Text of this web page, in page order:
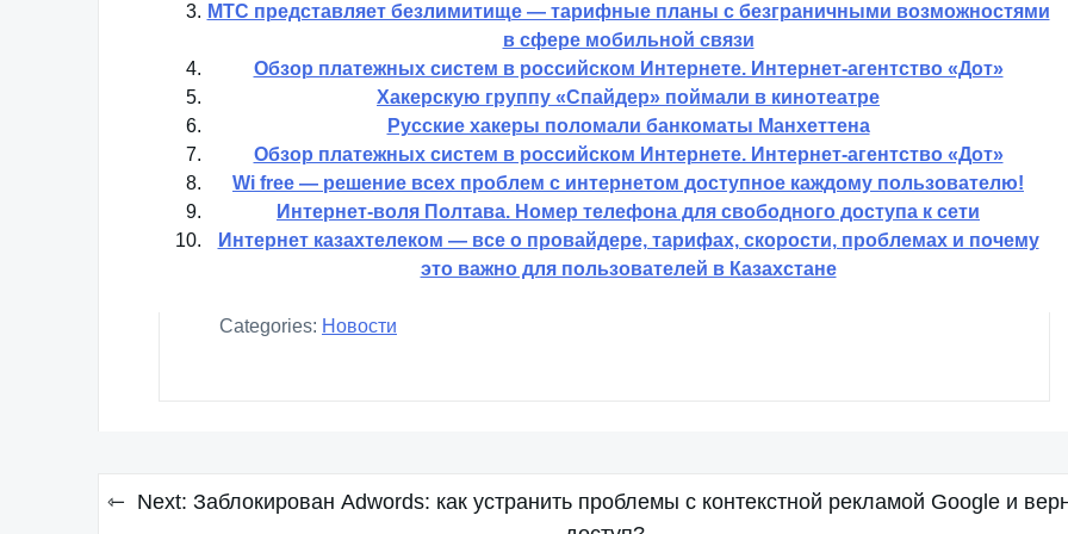
МТС представляет безлимитище — тарифные планы с безграничными возможностями
в сфере мобильной связи
Обзор платежных систем в российском Интернете. Интернет-агентство «Дот»
Хакерскую группу «Спайдер» поймали в кинотеатре
Русские хакеры поломали банкоматы Манхеттена
Обзор платежных систем в российском Интернете. Интернет-агентство «Дот»
Wi free — решение всех проблем с интернетом доступное каждому пользователю!
Интернет-воля Полтава. Номер телефона для свободного доступа к сети
Интернет казахтелеком — все о провайдере, тарифах, скорости, проблемах и почему
это важно для пользователей в Казахстане
Categories: Новости
Навигация
Next: Заблокирован Adwords: как устранить проблемы с контекстной рекламой Google и